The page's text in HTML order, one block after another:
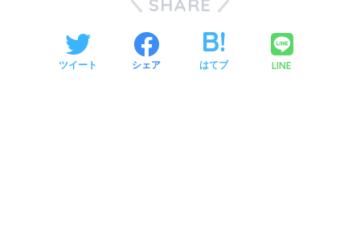
ツイート シェア はてブ LINE